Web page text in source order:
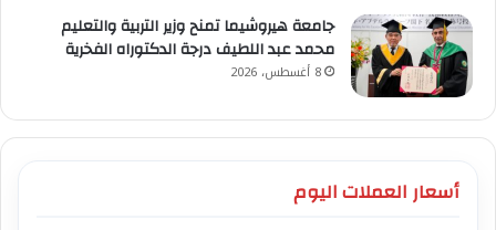
جامعة هيروشيما تمنح وزير التربية والتعليم
محمد عبد اللطيف درجة الدكتوراه الفخرية
8 أغسطس، 2026
أسعار العملات اليوم